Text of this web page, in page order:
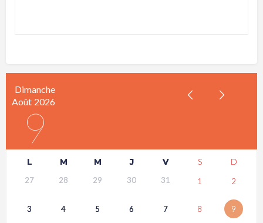
Dimanche
Août 2026
9
L M M J V S D
27 28 29 30 31 1 2
3 4 5 6 7 8 9